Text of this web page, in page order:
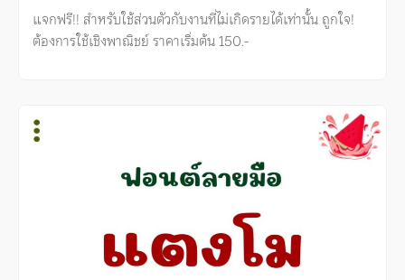
แจกฟรี!! สำหรับใช้ส่วนตัวกับงานที่ไม่เกิดรายได้เท่านั้น ถูกใจ!
ต้องการใช้เชิงพาณิชย์ ราคาเริ่มต้น 150.-